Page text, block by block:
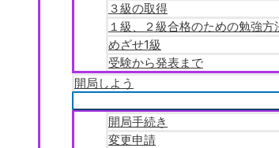
３級の取得
１級、２級合格のための勉強方
めざせ1級
受験から発表まで
開局しよう
開局手続き
変更申請